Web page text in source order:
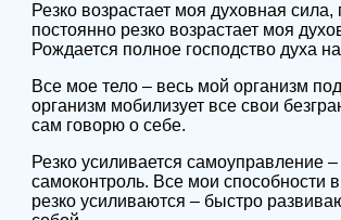
Резко возрастает моя духовная
постоянно резко возрастает моя
Рождается полное господство духа
Все мое тело – весь мой организм
организм мобилизует все свои
сам говорю о себе.
Резко усиливается самоуправление
самоконтроль. Все мои способности
резко усиливаются – быстро